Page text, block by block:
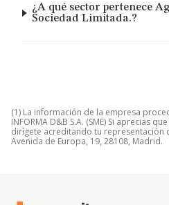
¿A qué sector pertenece
Sociedad Limitada.?
(1) La información de la empresa
INFORMA D&B S.A. (SME) Si aprecias
dirígete acreditando tu representación
Avenida de Europa, 19, 28108, Madrid.